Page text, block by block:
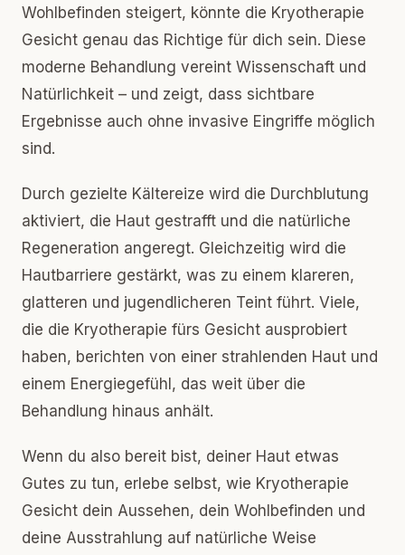
Wohlbefinden steigert, könnte die Kryotherapie
Gesicht genau das Richtige für dich sein. Diese
moderne Behandlung vereint Wissenschaft und
Natürlichkeit – und zeigt, dass sichtbare
Ergebnisse auch ohne invasive Eingriffe möglich
sind.
Durch gezielte Kältereize wird die Durchblutung
aktiviert, die Haut gestrafft und die natürliche
Regeneration angeregt. Gleichzeitig wird die
Hautbarriere gestärkt, was zu einem klareren,
glatteren und jugendlicheren Teint führt. Viele,
die die Kryotherapie fürs Gesicht ausprobiert
haben, berichten von einer strahlenden Haut und
einem Energiegefühl, das weit über die
Behandlung hinaus anhält.
Wenn du also bereit bist, deiner Haut etwas
Gutes zu tun, erlebe selbst, wie Kryotherapie
Gesicht dein Aussehen, dein Wohlbefinden und
deine Ausstrahlung auf natürliche Weise